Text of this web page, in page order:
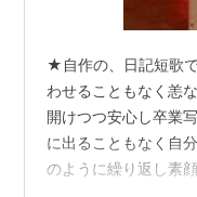
★自作の、日記短歌
わせることもなく恙
開けつつ安心し卒業
に出ることもなく自
のように繰り返し素